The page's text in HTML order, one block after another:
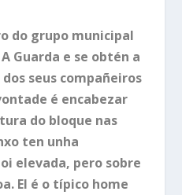
do grupo municipal
Guarda e se obtén a
seus compañeiros
é encabezar
do bloque nas
ten unha
elevada, pero sobre
El é o típico home